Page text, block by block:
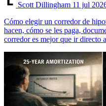
Scott Dillingham 11 jul
Cómo elegir un corredor de
hacen, cómo se les paga,
corredor es mejor que ir directo